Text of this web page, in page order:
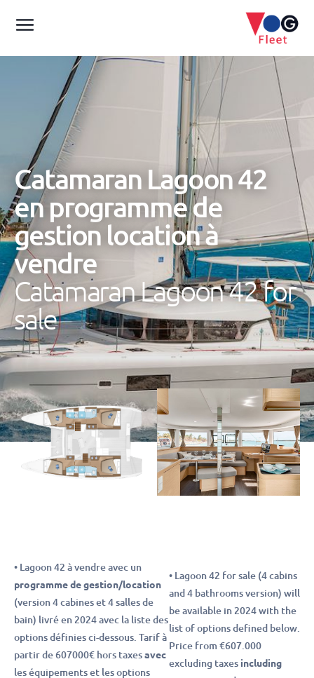
Catamaran Lagoon 42
en programme de
gestion location à
vendre
Catamaran Lagoon 42 for
sale
• Lagoon 42 à vendre avec un
programme de gestion/location
(version 4 cabines et 4 salles de
bain) livré en 2024 avec la liste des
options définies ci-dessous. Tarif à
partir de 607000€ hors taxesavec
les équipements et les options
• Lagoon 42 for sale (4 cabins
and 4 bathrooms version) will
be available in 2024 with the
list of options defined below.
Price from €607.000
excluding taxes including